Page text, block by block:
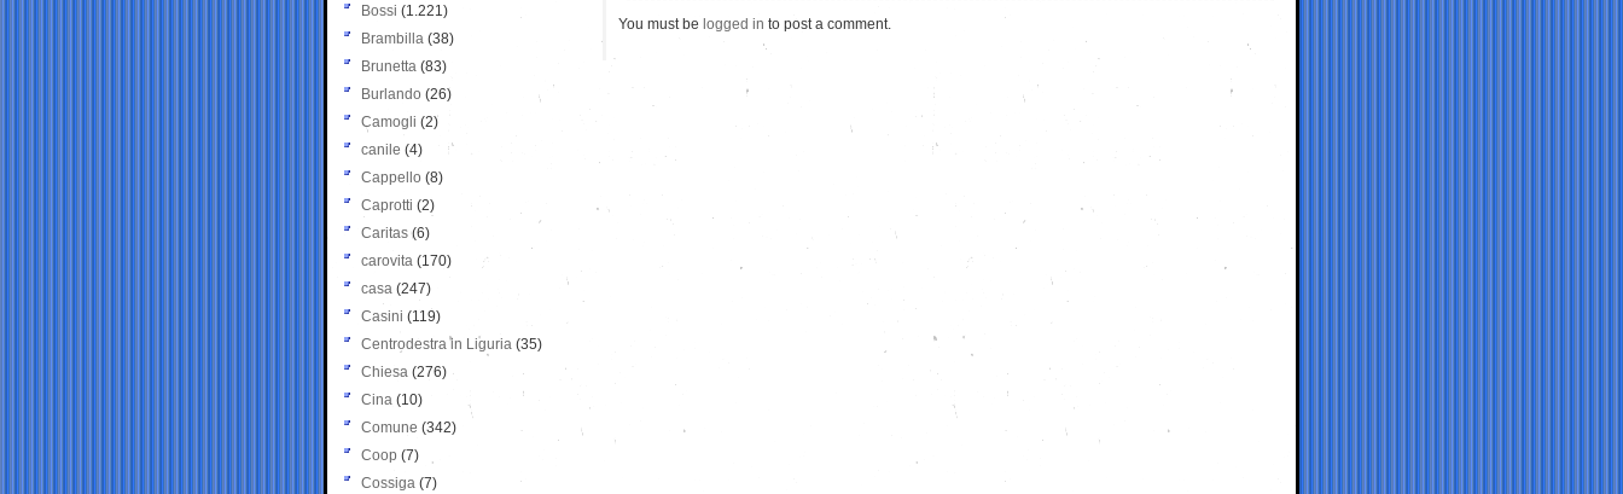
You must be logged in to post a comment.
Bossi (1.221)
Brambilla (38)
Brunetta (83)
Burlando (26)
Camogli (2)
canile (4)
Cappello (8)
Caprotti (2)
Caritas (6)
carovita (170)
casa (247)
Casini (119)
Centrodestra in Liguria (35)
Chiesa (276)
Cina (10)
Comune (342)
Coop (7)
Cossiga (7)